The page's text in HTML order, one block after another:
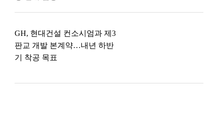
GH, 현대건설 컨소시엄과 제3
판교 개발 본계약…내년 하반
기 착공 목표